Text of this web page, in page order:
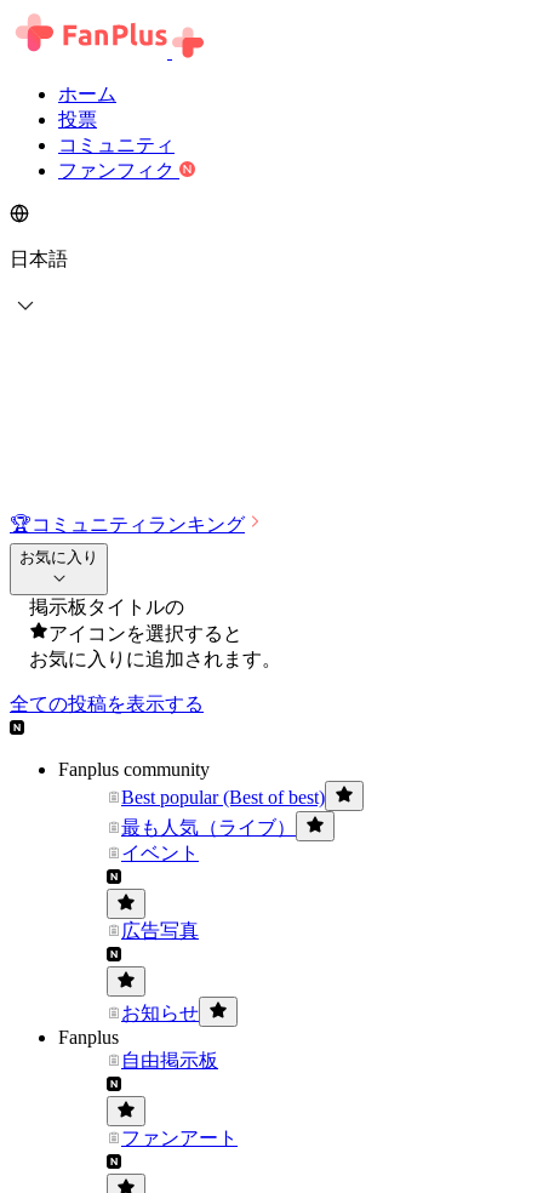
ホーム
投票
コミュニティ
ファンフィク
日本語
🏆コミュニティランキング
お気に入り
掲示板タイトルの
アイコンを選択すると
お気に入りに追加されます。
全ての投稿を表示する
Fanplus community
Best popular (Best of best)
最も人気（ライブ）
イベント
広告写真
お知らせ
Fanplus
自由掲示板
ファンアート